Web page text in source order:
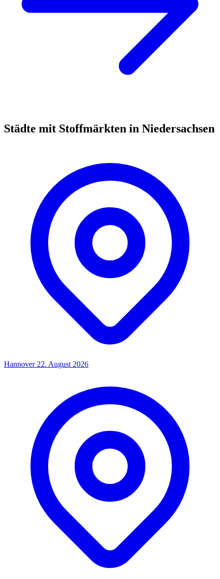
Städte mit Stoffmärkten in Niedersachsen
Hannover 22. August 2026